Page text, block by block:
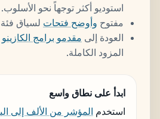
استوديو أكثر توجهاً نحو الأسلوب.
مفتوح وأوضح فتحات لسياق فئة
العودة إلى مقدمو برامج الكازينو
المزود الكاملة.
ابدأ على نطاق واسع
استخدم المؤشر من الألف إلى